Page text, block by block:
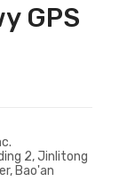
GPS
2, Jinlitong
Bao'an